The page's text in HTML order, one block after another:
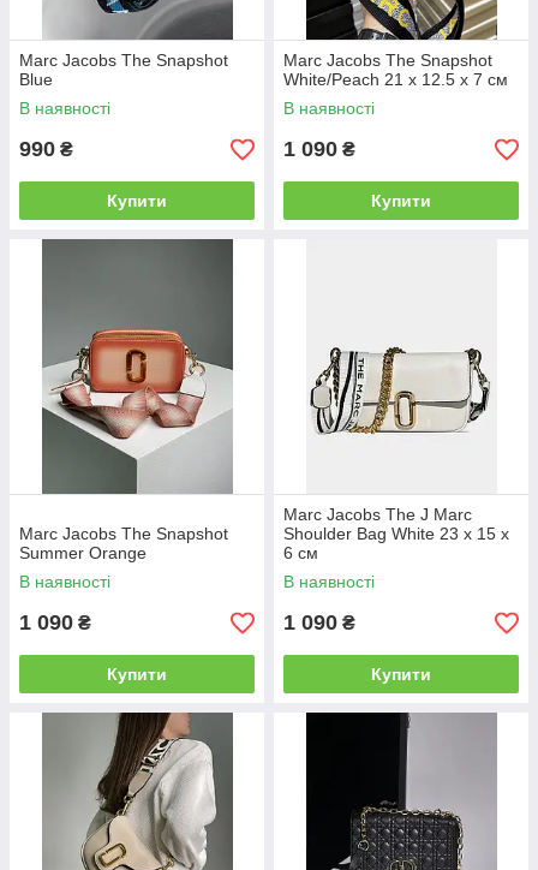
Marc Jacobs The Snapshot
Blue
В наявності
990 ₴
Купити
Marc Jacobs The Snapshot
White/Peach 21 х 12.5 х 7 см
В наявності
1 090 ₴
Купити
Marc Jacobs The Snapshot
Summer Orange
В наявності
1 090 ₴
Купити
Marc Jacobs The J Marc
Shoulder Bag White 23 х 15 х
6 см
В наявності
1 090 ₴
Купити